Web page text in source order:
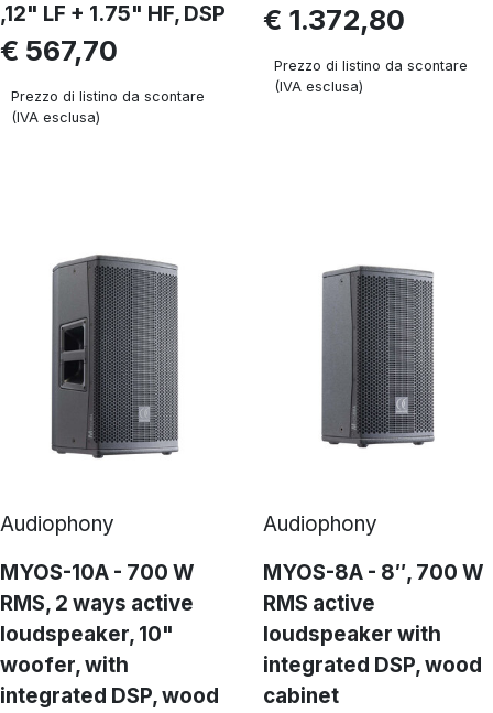
,12" LF + 1.75" HF, DSP
€ 567,70
Prezzo di listino da scontare
(IVA esclusa)
€ 1.372,80
Prezzo di listino da scontare
(IVA esclusa)
Audiophony
MYOS-10A - 700 W
RMS, 2 ways active
loudspeaker, 10"
woofer, with
integrated DSP, wood
Audiophony
MYOS-8A - 8″, 700 W
RMS active
loudspeaker with
integrated DSP, wood
cabinet